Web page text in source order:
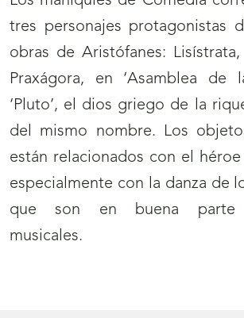
tres personajes protagonistas
obras de Aristófanes: Lisístrata,
Praxágora, en ‘Asamblea de
‘Pluto’, el dios griego de la
del mismo nombre. Los
están relacionados con el
especialmente con la danza de
que son en buena parte
musicales.